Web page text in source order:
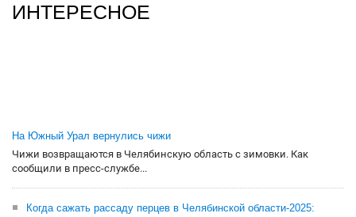
ИНТЕРЕСНОЕ
На Южный Урал вернулись чижи
Чижи возвращаются в Челябинскую область с зимовки. Как
сообщили в пресс-службе...
Когда сажать рассаду перцев в Челябинской области-2025: